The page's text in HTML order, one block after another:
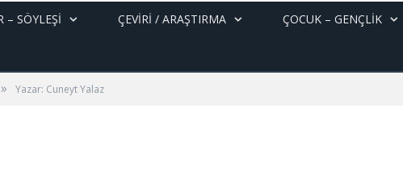
– SÖYLEŞI ÇEVİRİ / ARAŞTIRMA ÇOCUK – GENÇLIK
» Yazar: Cuneyt Yalaz